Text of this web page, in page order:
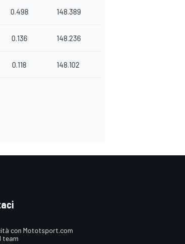
0.498 148.389
0.136 148.236
0.118 148.102
con Mototsport.com
team